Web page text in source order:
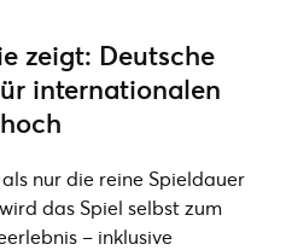
zeigt: Deutsche
internationalen
nur die reine Spieldauer
das Spiel selbst zum
– inklusive